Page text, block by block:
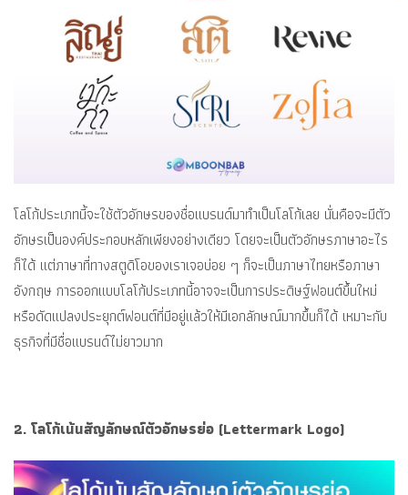
โลโก้ประเภทนี้จะใช้ตัวอักษรของชื่อแบรนด์มาทำเป็นโลโก้เลย นั่นคือจะมีตัว
อักษรเป็นองค์ประกอบหลักเพียงอย่างเดียว โดยจะเป็นตัวอักษรภาษาอะไร
ก็ได้ แต่ภาษาที่ทางสตูดิโอของเราเจอบ่อย ๆ ก็จะเป็นภาษาไทยหรือภาษา
อังกฤษ การออกแบบโลโก้ประเภทนี้อาจจะเป็นการประดิษฐ์ฟอนต์ขึ้นใหม่
หรือดัดแปลงประยุกต์ฟอนต์ที่มีอยู่แล้วให้มีเอกลักษณ์มากขึ้นก็ได้ เหมาะกับ
ธุรกิจที่มีชื่อแบรนด์ไม่ยาวมาก
2. โลโก้เน้นสัญลักษณ์ตัวอักษรย่อ (Lettermark Logo)